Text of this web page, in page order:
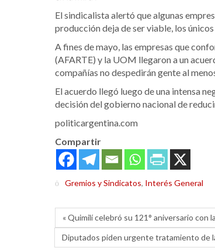
El sindicalista alertó que algunas
producción deja de ser viable, los
A fines de mayo, las empresas que
(AFARTE) y la UOM llegaron a un
compañías no despedirán gente al
El acuerdo llegó luego de una intensa
decisión del gobierno nacional de
politicargentina.com
Compartir
Gremios y Sindicatos, Interés General
« Quimilí celebró su 121° aniversario con
Diputados piden urgente tratamiento de